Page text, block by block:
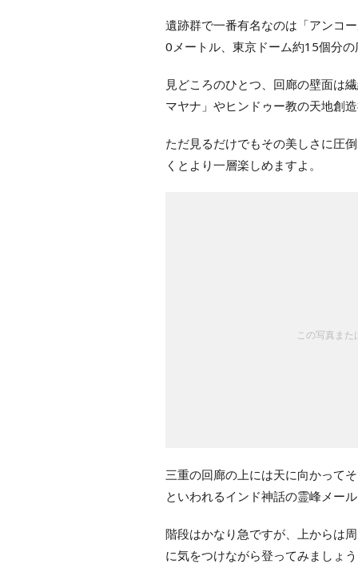
遺跡群で一番有名なのは「アンコ
0メートル、東京ドーム約15個分
見どころのひとつ、回廊の壁面は
マヤナ」やヒンドゥー教の天地創
ただ見るだけでもその美しさに圧
くとより一層楽しめますよ。
この写真ま
三重の回廊の上には天に向かって
といわれるインド神話の霊峰メー
階段はかなり急ですが、上からは
に気をつけながら登ってみましょ